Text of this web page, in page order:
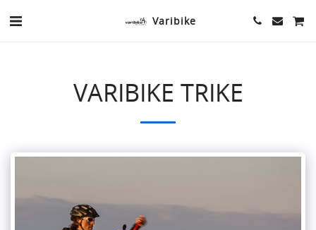
Varibike
VARIBIKE TRIKE